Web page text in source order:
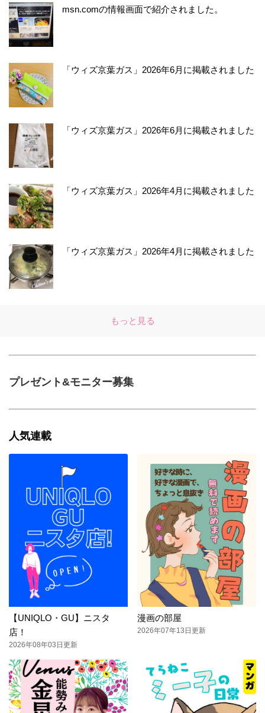
msn.comの情報画面で紹介されました。
「ウィズ京葉ガス」2026年6月に掲載されました
「ウィズ京葉ガス」2026年6月に掲載されました
「ウィズ京葉ガス」2026年4月に掲載されました
「ウィズ京葉ガス」2026年4月に掲載されました
もっと見る
プレゼント&モニター募集
人気連載
【UNIQLO・GU】ニスタ
店！
2026年08年03日更新
漫画の部屋
2026年07年13日更新